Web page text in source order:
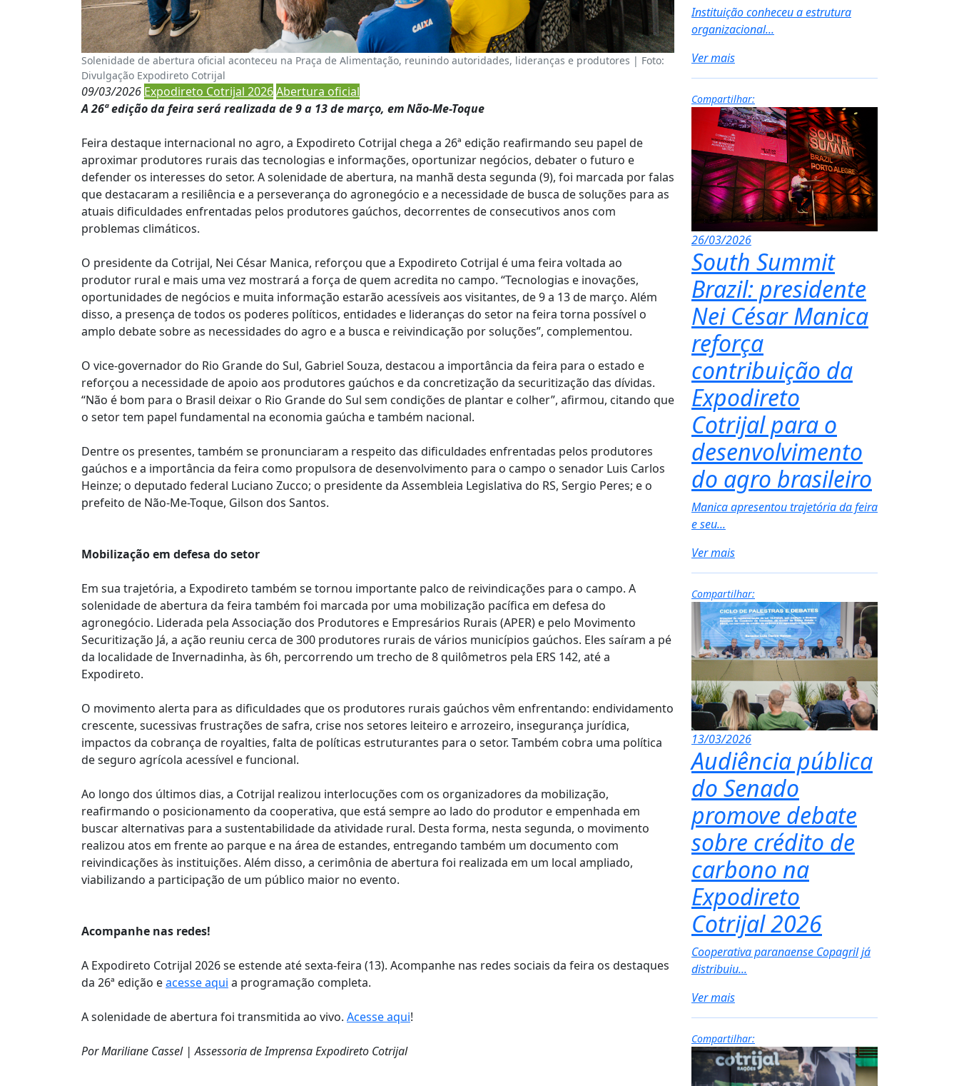
Solenidade de abertura oficial aconteceu na Praça de Alimentação, reunindo autoridades, lideranças e produtores | Foto:
Divulgação Expodireto Cotrijal
09/03/2026 Expodireto Cotrijal 2026Abertura oficial
A 26ª edição da feira será realizada de 9 a 13 de março, em Não-Me-Toque
Feira destaque internacional no agro, a Expodireto Cotrijal chega a 26ª edição reafirmando seu papel de
aproximar produtores rurais das tecnologias e informações, oportunizar negócios, debater o futuro e
defender os interesses do setor. A solenidade de abertura, na manhã desta segunda (9), foi marcada por falas
que destacaram a resiliência e a perseverança do agronegócio e a necessidade de busca de soluções para as
atuais dificuldades enfrentadas pelos produtores gaúchos, decorrentes de consecutivos anos com
problemas climáticos.
O presidente da Cotrijal, Nei César Manica, reforçou que a Expodireto Cotrijal é uma feira voltada ao
produtor rural e mais uma vez mostrará a força de quem acredita no campo. “Tecnologias e inovações,
oportunidades de negócios e muita informação estarão acessíveis aos visitantes, de 9 a 13 de março. Além
disso, a presença de todos os poderes políticos, entidades e lideranças do setor na feira torna possível o
amplo debate sobre as necessidades do agro e a busca e reivindicação por soluções”, complementou.
O vice-governador do Rio Grande do Sul, Gabriel Souza, destacou a importância da feira para o estado e
reforçou a necessidade de apoio aos produtores gaúchos e da concretização da securitização das dívidas.
“Não é bom para o Brasil deixar o Rio Grande do Sul sem condições de plantar e colher”, afirmou, citando que
o setor tem papel fundamental na economia gaúcha e também nacional.
Dentre os presentes, também se pronunciaram a respeito das dificuldades enfrentadas pelos produtores
gaúchos e a importância da feira como propulsora de desenvolvimento para o campo o senador Luis Carlos
Heinze; o deputado federal Luciano Zucco; o presidente da Assembleia Legislativa do RS, Sergio Peres; e o
prefeito de Não-Me-Toque, Gilson dos Santos.
Mobilização em defesa do setor
Em sua trajetória, a Expodireto também se tornou importante palco de reivindicações para o campo. A
solenidade de abertura da feira também foi marcada por uma mobilização pacífica em defesa do
agronegócio. Liderada pela Associação dos Produtores e Empresários Rurais (APER) e pelo Movimento
Securitização Já, a ação reuniu cerca de 300 produtores rurais de vários municípios gaúchos. Eles saíram a pé
da localidade de Invernadinha, às 6h, percorrendo um trecho de 8 quilômetros pela ERS 142, até a
Expodireto.
O movimento alerta para as dificuldades que os produtores rurais gaúchos vêm enfrentando: endividamento
crescente, sucessivas frustrações de safra, crise nos setores leiteiro e arrozeiro, insegurança jurídica,
impactos da cobrança de royalties, falta de políticas estruturantes para o setor. Também cobra uma política
de seguro agrícola acessível e funcional.
Ao longo dos últimos dias, a Cotrijal realizou interlocuções com os organizadores da mobilização,
reafirmando o posicionamento da cooperativa, que está sempre ao lado do produtor e empenhada em
buscar alternativas para a sustentabilidade da atividade rural. Desta forma, nesta segunda, o movimento
realizou atos em frente ao parque e na área de estandes, entregando também um documento com
reivindicações às instituições. Além disso, a cerimônia de abertura foi realizada em um local ampliado,
viabilizando a participação de um público maior no evento.
Acompanhe nas redes!
A Expodireto Cotrijal 2026 se estende até sexta-feira (13). Acompanhe nas redes sociais da feira os destaques
da 26ª edição eacesse aqui a programação completa.
A solenidade de abertura foi transmitida ao vivo. Acesse aqui!
Por Mariliane Cassel | Assessoria de Imprensa Expodireto Cotrijal
Instituição conheceu a estrutura
organizacional...
Ver mais
Compartilhar:
26/03/2026
South Summit
Brazil: presidente
Nei César Manica
reforça
contribuição da
Expodireto
Cotrijal para o
desenvolvimento
do agro brasileiro
Manica apresentou trajetória da feira
e seu...
Ver mais
Compartilhar:
13/03/2026
Audiência pública
do Senado
promove debate
sobre crédito de
carbono na
Expodireto
Cotrijal 2026
Cooperativa paranaense Copagril já
distribuiu...
Ver mais
Compartilhar: